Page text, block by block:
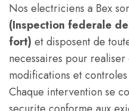
Nos electriciens a Bex
(Inspection federale
fort) et disposent de
necessaires pour realiser
modifications et
Chaque intervention se